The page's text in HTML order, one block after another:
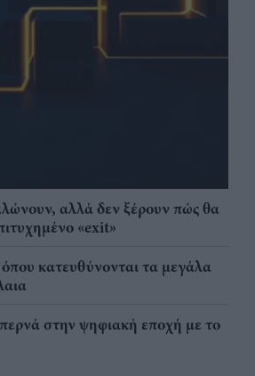
αλλά δεν ξέρουν πώς θα
«exit»
κατευθύνονται τα μεγάλα
στην ψηφιακή εποχή με το